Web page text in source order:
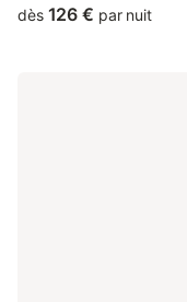
dès 126 € par nuit